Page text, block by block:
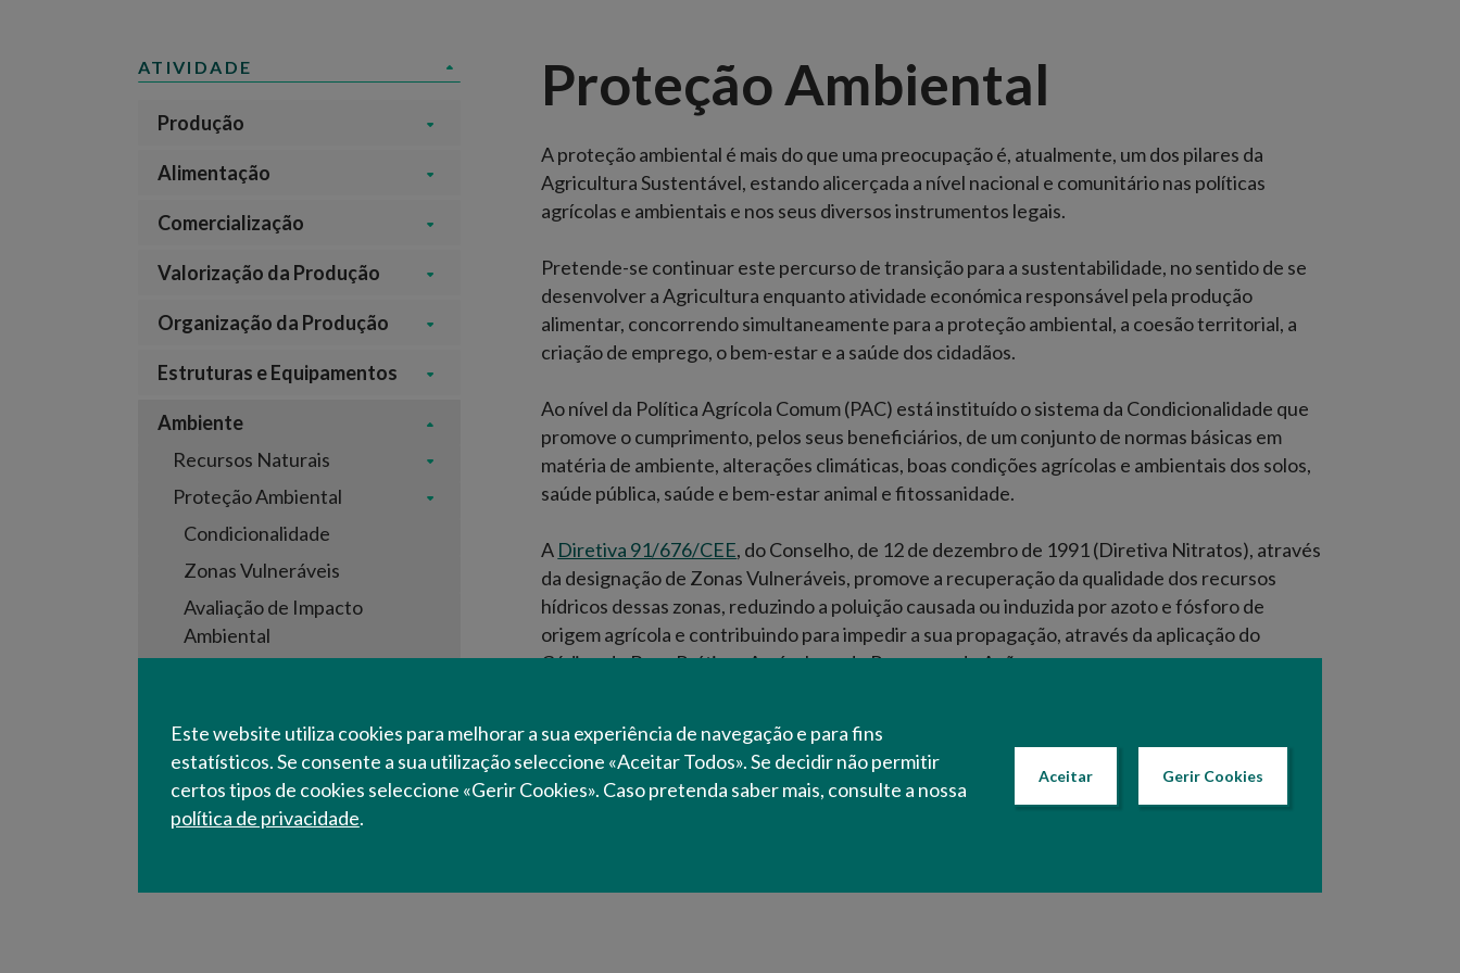
Este website utiliza cookies para melhorar a sua experiência de navegação e para fins
estatísticos. Se consente a sua utilização seleccione «Aceitar Todos». Se decidir não permitir
certos tipos de cookies seleccione «Gerir Cookies». Caso pretenda saber mais, consulte a nossa
política de privacidade.
Aceitar Gerir Cookies
ATIVIDADE
Produção
Alimentação
Comercialização
Valorização da Produção
Organização da Produção
Estruturas e Equipamentos
Ambiente
Recursos Naturais
Proteção Ambiental
Condicionalidade
Zonas Vulneráveis
Avaliação de Impacto
Ambiental
Investigação e Inovação
Desenvolvimento Rural
Proteção Ambiental
A proteção ambiental é mais do que uma preocupação é, atualmente, um dos pilares da
Agricultura Sustentável, estando alicerçada a nível nacional e comunitário nas políticas
agrícolas e ambientais e nos seus diversos instrumentos legais.
Pretende-se continuar este percurso de transição para a sustentabilidade, no sentido de se
desenvolver a Agricultura enquanto atividade económica responsável pela produção
alimentar, concorrendo simultaneamente para a proteção ambiental, a coesão territorial, a
criação de emprego, o bem-estar e a saúde dos cidadãos.
Ao nível da Política Agrícola Comum (PAC) está instituído o sistema da Condicionalidade que
promove o cumprimento, pelos seus beneficiários, de um conjunto de normas básicas em
matéria de ambiente, alterações climáticas, boas condições agrícolas e ambientais dos solos,
saúde pública, saúde e bem-estar animal e fitossanidade.
A Diretiva 91/676/CEE, do Conselho, de 12 de dezembro de 1991 (Diretiva Nitratos), através
da designação de Zonas Vulneráveis, promove a recuperação da qualidade dos recursos
hídricos dessas zonas, reduzindo a poluição causada ou induzida por azoto e fósforo de
origem agrícola e contribuindo para impedir a sua propagação, através da aplicação do
Código de Boas Práticas Agrícolas e do Programa de Ação.